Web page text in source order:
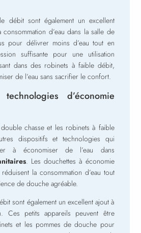
débit sont également un excellent
d’eau dans la salle de
pour délivrer moins d’eau tout en
suffisante pour une utilisation
dans des robinets à faible débit,
de l’eau sans sacrifier le confort.
d’économie
chasse et les robinets à faible
dispositifs et technologies qui
à économiser de l’eau dans
. Les douchettes à économie
la consommation d’eau tout
de douche agréable.
sont également un excellent ajout à
Ces petits appareils peuvent être
et les pommes de douche pour